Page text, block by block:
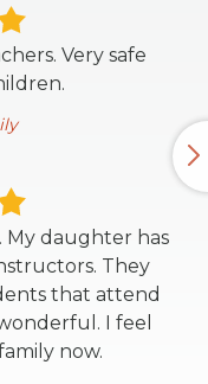
Very safe
My daughter has
They
that attend
I feel
now.